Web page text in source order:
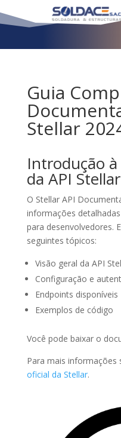
Guia
Stellar
Introdução
da API
O Stellar API
informações
para desenvolvedores.
seguintes tópicos:
Visão geral da API
Configuração e
Endpoints disponíveis
Exemplos de código
Você pode baixar o
Para mais informações
oficial da Stellar.